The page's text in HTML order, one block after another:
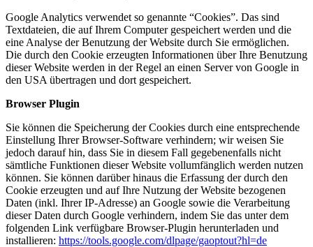
Google Analytics verwendet so genannte “Cookies”. Das sind
Textdateien, die auf Ihrem Computer gespeichert werden und die
eine Analyse der Benutzung der Website durch Sie ermöglichen.
Die durch den Cookie erzeugten Informationen über Ihre Benutzung
dieser Website werden in der Regel an einen Server von Google in
den USA übertragen und dort gespeichert.
Browser Plugin
Sie können die Speicherung der Cookies durch eine entsprechende
Einstellung Ihrer Browser-Software verhindern; wir weisen Sie
jedoch darauf hin, dass Sie in diesem Fall gegebenenfalls nicht
sämtliche Funktionen dieser Website vollumfänglich werden nutzen
können. Sie können darüber hinaus die Erfassung der durch den
Cookie erzeugten und auf Ihre Nutzung der Website bezogenen
Daten (inkl. Ihrer IP-Adresse) an Google sowie die Verarbeitung
dieser Daten durch Google verhindern, indem Sie das unter dem
folgenden Link verfügbare Browser-Plugin herunterladen und
installieren: https://tools.google.com/dlpage/gaoptout?hl=de